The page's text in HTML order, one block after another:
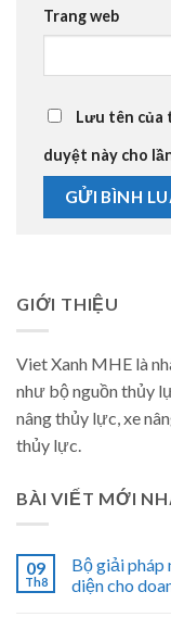
Trang web
Lưu tên của
duyệt này cho
GIỚI THIỆU
Viet Xanh MHE là
như bộ nguồn thủy
nâng thủy lực, xe
thủy lực.
BÀI VIẾT MỚI
09
Th8
Bộ giải pháp
diện cho